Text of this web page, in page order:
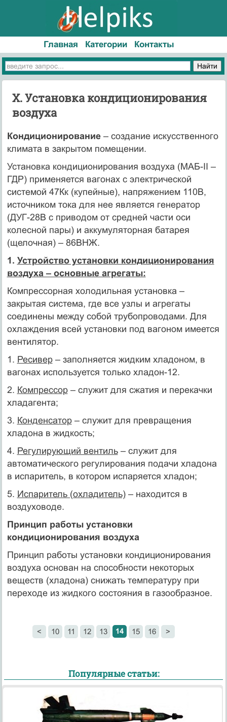
Главная Категории Контакты
X. Установка кондиционирования
воздуха
Кондиционирование– создание искусственного
климата в закрытом помещении.
Установка кондиционирования воздуха (МАБ-II –
ГДР) применяется вагонах с электрической
системой 47Кк (купейные), напряжением 110В,
источником тока для нее является генератор
(ДУГ-28В с приводом от средней части оси
колесной пары) и аккумуляторная батарея
(щелочная) – 86ВНЖ.
1. Устройство установки кондиционирования
воздуха – основные агрегаты:
Компрессорная холодильная установка –
закрытая система, где все узлы и агрегаты
соединены между собой трубопроводами. Для
охлаждения всей установки под вагоном имеется
вентилятор.
1. Ресивер– заполняется жидким хладоном, в
вагонах используется только хладон-12.
2. Компрессор– служит для сжатия и перекачки
хладагента;
3. Конденсатор– служит для превращения
хладона в жидкость;
4. Регулирующий вентиль– служит для
автоматического регулирования подачи хладона
в испаритель, в котором испаряется хладон;
5. Испаритель (охладитель)– находится в
воздуховоде.
Принцип работы установки
кондиционирования воздуха
Принцип работы установки кондиционирования
воздуха основан на способности некоторых
веществ (хладона) снижать температуру при
переходе из жидкого состояния в газообразное.
< 10 11 12 13 14 15 16 >
Популярные статьи: